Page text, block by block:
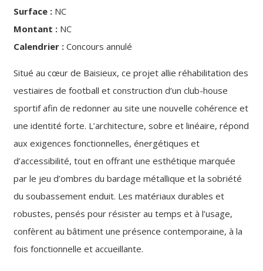
Surface :NC
Montant :NC
Calendrier :Concours annulé
Situé au cœur de Baisieux, ce projet allie réhabilitation des
vestiaires de football et construction d’un club-house
sportif afin de redonner au site une nouvelle cohérence et
une identité forte. L’architecture, sobre et linéaire, répond
aux exigences fonctionnelles, énergétiques et
d’accessibilité, tout en offrant une esthétique marquée
par le jeu d’ombres du bardage métallique et la sobriété
du soubassement enduit. Les matériaux durables et
robustes, pensés pour résister au temps et à l’usage,
confèrent au bâtiment une présence contemporaine, à la
fois fonctionnelle et accueillante.